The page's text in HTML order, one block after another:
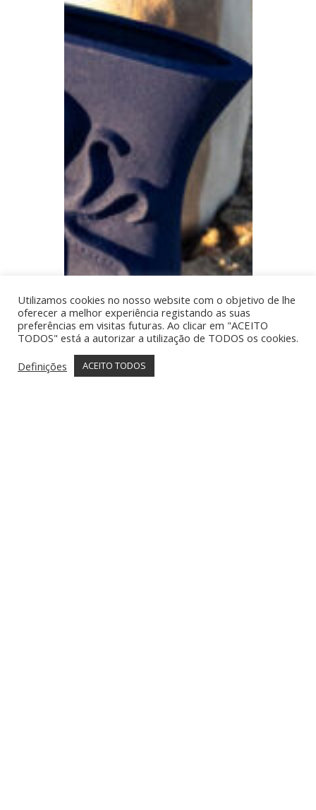
Utilizamos cookies no nosso website com o objetivo de lhe
oferecer a melhor experiência registando as suas
preferências em visitas futuras. Ao clicar em "ACEITO
TODOS" está a autorizar a utilização de TODOS os cookies.
Definições
ACEITO TODOS